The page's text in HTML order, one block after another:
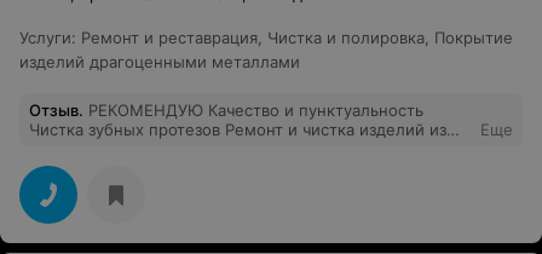
Услуги: Ремонт и реставрация, Чистка и полировка, Покрытие
изделий драгоценными металлами
Отзыв. РЕКОМЕНДУЮ Качество и пунктуальность
Чистка зубных протезов Ремонт и чистка изделий из
Спасибо.
Еще